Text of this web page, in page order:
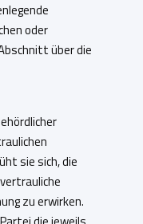
oder
über die
sie sich, die
zu erwirken.